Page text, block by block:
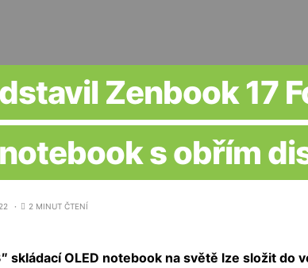
Zenbook 17
s obřím
2 MINUT ČTENÍ
skládací OLED notebook na světě lze složit do